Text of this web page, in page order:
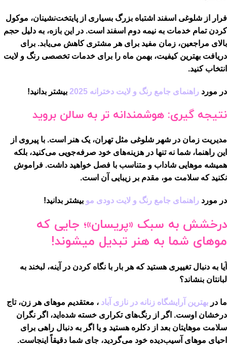
فرار از شلوغی اسفند اشتباه بزرگ بسیاری از پایتخت‌نشینان، موکول
کردن تمام خدمات به نیمه دوم اسفند است. در این بازه، به دلیل حجم
بالای مراجعین، زمان مفید برای هر مشتری کاهش می‌یابد. برای
دریافت بهترین کیفیت، بهمن ماه را برای خدمات تخصصی رنگ و لایت
انتخاب کنید.
در مورد راهنمای جامع رنگ و لایت دخترانه 2025 بیشتر بدانید!
نتیجه گیری: هوشمندانه تر به سالن بروید
مدیریت زمان در شهر شلوغی مثل تهران، یک هنر است. با پیروی از
این راهنما، شما نه تنها در هزینه‌های خود صرفه‌جویی می‌کنید، بلکه
همیشه موهایی شاداب و متناسب با فصل خواهید داشت. فراموش
نکنید که سلامت مو، مقدم بر زیبایی آن است.
در مورد راهنمای جامع رنگ و لایت دودی مو بیشتر بدانید!
درخشش به سبک «پریسان»؛ جایی که
موهای شما به هنر تبدیل میشوند!
آیا به دنبال تغییری هستید که هر بار با نگاه کردن در آینه، لبخند به
لبانتان بنشاند؟
ما در بهترین آرایشگاه زنانه در نازی آباد ، معتقدیم موهای هر زن، تاج
درخشان اوست. اگر از رنگ‌های تکراری خسته شده‌اید، اگر نگران
سلامت موهایتان بعد از دکلره هستید و یا اگر به دنبال راهی برای
احیای موهای آسیب‌دیده خود می‌گردید، جای شما دقیقاً اینجاست.